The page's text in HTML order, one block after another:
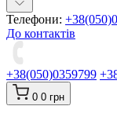
Телефони:
До контактів
+38(050)0359799
0 0 грн